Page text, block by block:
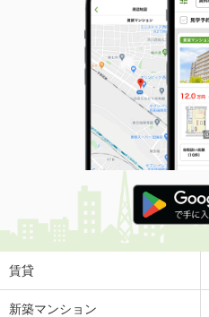
賃貸
新築マンション